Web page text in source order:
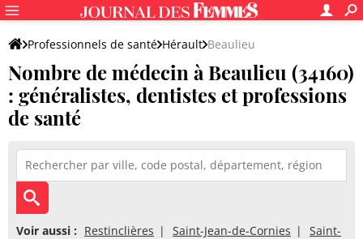
Professionnels de santé Hérault Beaulieu
Nombre de médecin à Beaulieu (34160)
: généralistes, dentistes et professions
de santé
Voir aussi : Restinclières Saint-Jean-de-Cornies
Saint-